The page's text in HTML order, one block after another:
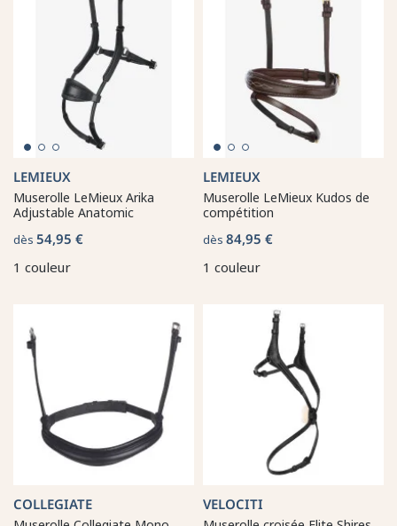
LEMIEUX
Muserolle LeMieux Arika
Adjustable Anatomic
dès 54,95 €
1 couleur
LEMIEUX
Muserolle LeMieux Kudos de
compétition
dès 84,95 €
1 couleur
COLLEGIATE VELOCITI